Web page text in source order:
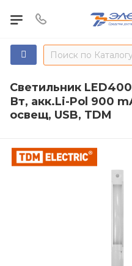
Светильник
Вт, акк.Li-Pol 900
освещ, USB, TDM